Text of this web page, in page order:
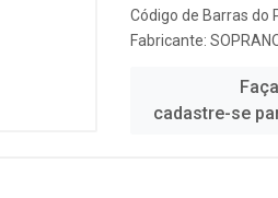
Código de Barras do
Fabricante:
cadastre-se